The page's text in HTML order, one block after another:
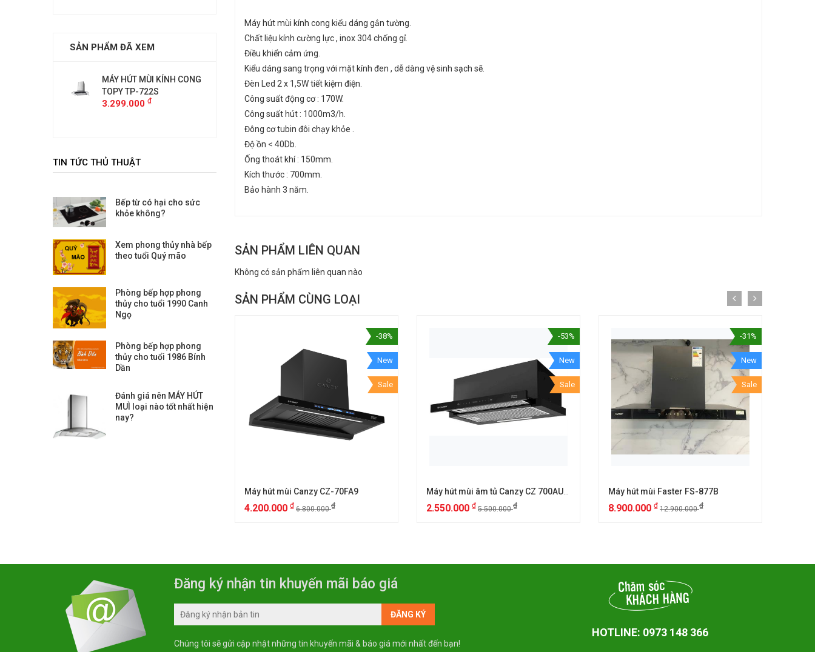
Máy hút mùi kính cong kiểu dáng gắn tường.
Chất liệu kính cường lực , inox 304 chống gỉ.
Điều khiển cảm ứng.
Kiểu dáng sang trọng với mặt kính đen , dễ dàng vệ sinh sạch sẽ.
Đèn Led 2 x 1,5W tiết kiệm điện.
Công suất động cơ : 170W.
Công suất hút : 1000m3/h.
Đông cơ tubin đôi chạy khỏe .
Độ ồn < 40Db.
Ống thoát khí : 150mm.
Kích thước : 700mm.
Bảo hành 3 năm.
SẢN PHẨM LIÊN QUAN
Không có sản phẩm liên quan nào
SẢN PHẨM CÙNG LOẠI
-38%
New
Sale
Máy hút mùi Canzy CZ-70FA9
4.200.000 ₫ 6.800.000₫
-53%
New
Sale
2.550.000 ₫ 5.500.000₫
-31%
New
Sale
Máy hút mùi Faster FS-877B
8.900.000 ₫ 12.900.000₫
SẢN PHẨM ĐÃ XEM
MÁY HÚT MÙI KÍNH CONG
TOPY TP-722S
3.299.000 ₫
MÁY HÚT MÙI KÍNH CONG
3.299.000₫
TIN TỨC THỦ THUẬT
Bếp từ có hại cho sức
khỏe không?
Xem phong thủy nhà bếp
theo tuổi Quý mão
Phòng bếp hợp phong
thủy cho tuổi 1990 Canh
Ngọ
Phòng bếp hợp phong
thủy cho tuổi 1986 Bính
Dần
Đánh giá nên MÁY HÚT
MUÌ loại nào tốt nhất hiện
nay?
Đăng ký nhận tin khuyến mãi báo giá
Chúng tôi sẽ gửi cập nhật những tin khuyến mãi & báo giá mới nhất đến bạn!
HOTLINE: 0973 148 366